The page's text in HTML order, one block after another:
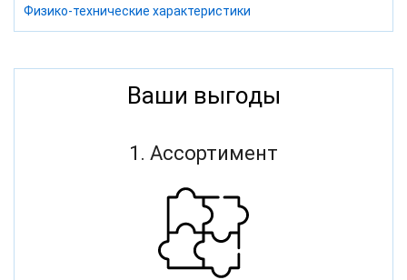
Физико-технические характеристики
Ваши выгоды
1. Ассортимент